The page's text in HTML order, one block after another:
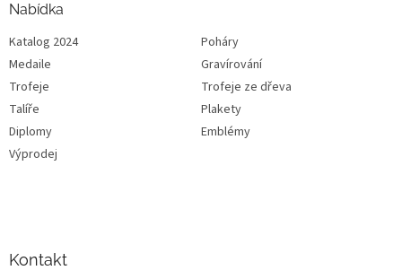
Nabídka
Katalog 2024
Poháry
Medaile
Gravírování
Trofeje
Trofeje ze dřeva
Talíře
Plakety
Diplomy
Emblémy
Výprodej
Kontakt